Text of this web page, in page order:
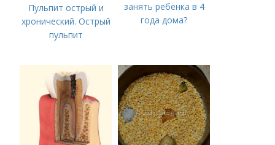
Пульпит острый и
хронический. Острый
пульпит
занять ребёнка в 4
года дома?